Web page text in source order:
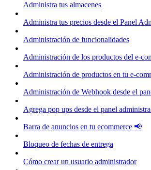
Administra tus almacenes
Administra tus precios desde el Panel
Administración de funcionalidades
Administración de los productos del e-
Administración de productos en tu e-
Administración de Webhook desde el
Agrega pop ups desde el panel
Barra de anuncios en tu ecommerce 📢
Bloqueo de fechas de entrega
Cómo crear un usuario administrador